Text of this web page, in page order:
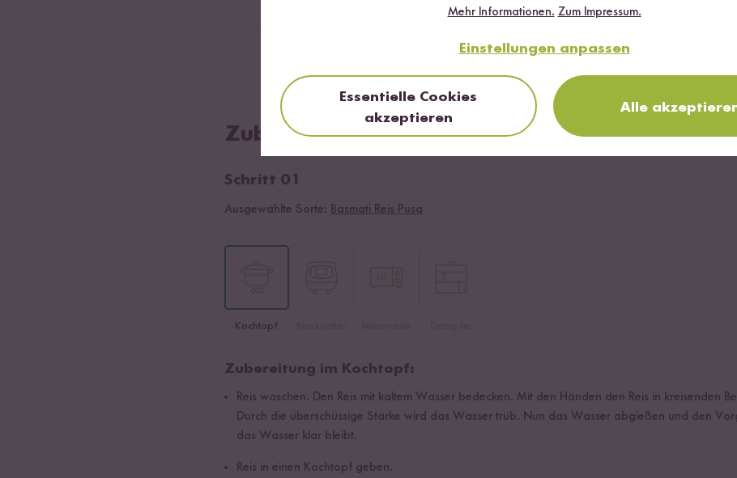
Zubereitung
Schritt 01
Ausgewählte Sorte: Basmati Reis Pusa
Kochtopf
Zubereitung im Kochtopf:
Reis waschen. Den Reis mit kaltem Wasser bedecken. Mit den Händen den Reis in kreisenden
Durch die überschüssige Stärke wird das Wasser trüb. Nun das Wasser abgießen und den
das Wasser klar bleibt.
Reis in einen Kochtopf geben.
Mehr Informationen. Zum Impressum.
Einstellungen anpassen
Essentielle Cookies
akzeptieren
Alle